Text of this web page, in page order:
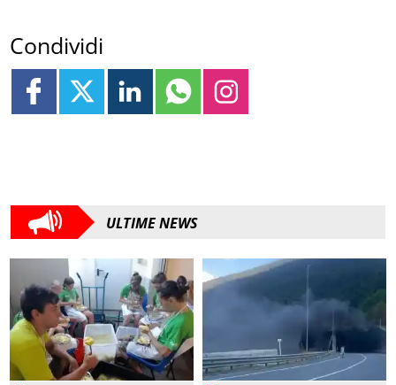
Condividi
ULTIME NEWS